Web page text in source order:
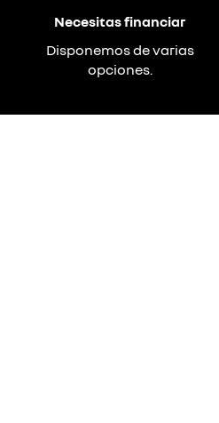
Necesitas financiar
Disponemos de varias
opciones.